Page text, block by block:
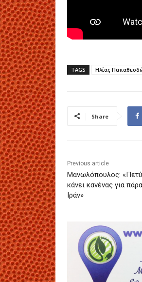
TAGS Ηλίας
Share
Previous article
Μανωλόπουλος:
κάνει κανένας για
Ιράν»